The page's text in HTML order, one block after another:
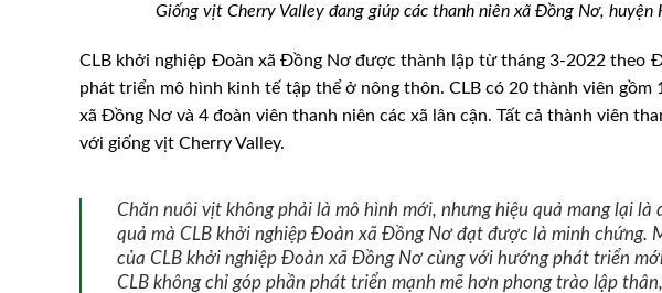
Giống vịt Cherry Valley đang giúp các thanh niên xã Đồng Nơ,
CLB khởi nghiệp Đoàn xã Đồng Nơ được thành lập từ tháng 3-2022 theo
phát triển mô hình kinh tế tập thể ở nông thôn. CLB có 20 thành viên
xã Đồng Nơ và 4 đoàn viên thanh niên các xã lân cận. Tất cả thành viên
với giống vịt Cherry Valley.
Chăn nuôi vịt không phải là mô hình mới, nhưng hiệu quả mang lại là
quả mà CLB khởi nghiệp Đoàn xã Đồng Nơ đạt được là minh chứng.
của CLB khởi nghiệp Đoàn xã Đồng Nơ cùng với hướng phát triển
CLB không chỉ góp phần phát triển mạnh mẽ hơn phong trào lập